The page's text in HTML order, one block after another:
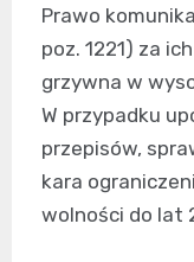
Prawo
poz. 1221) za
grzywna w
W przypadku
przepisów,
kara
wolności do lat